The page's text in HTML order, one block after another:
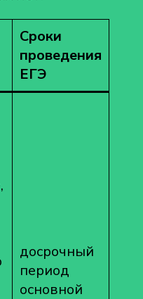
Сроки
проведения
ЕГЭ
досрочный
период
основной